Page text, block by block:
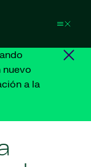
nuevo
a la